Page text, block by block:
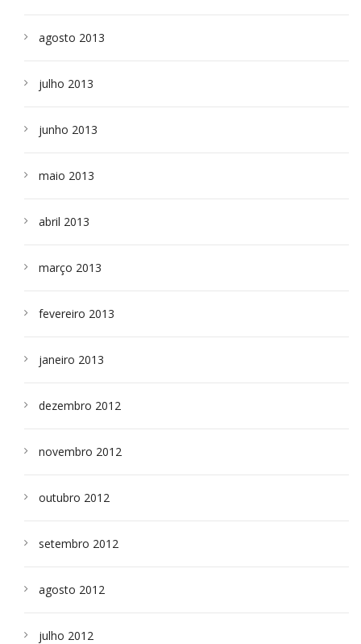
agosto 2013
julho 2013
junho 2013
maio 2013
abril 2013
março 2013
fevereiro 2013
janeiro 2013
dezembro 2012
novembro 2012
outubro 2012
setembro 2012
agosto 2012
julho 2012